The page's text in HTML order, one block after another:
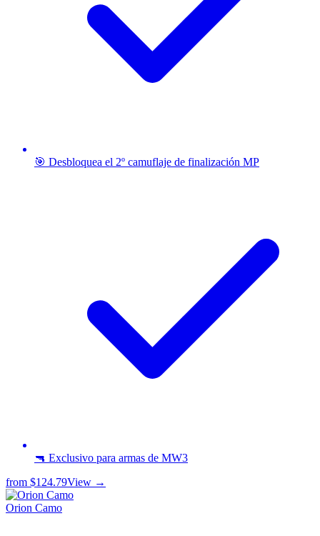
🎯 Desbloquea el 2º camuflaje de finalización MP
🔫 Exclusivo para armas de MW3
from $124.79View →
Orion Camo